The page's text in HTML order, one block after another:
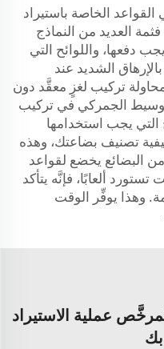
الخاصة باستيراد
العديد من النماذج
دفعها، واللوائح التي
الشديد عند
تركيب لغزٍ معقَّد دون
الجمركي في تركيب
يجب استخدامها
تصنيف بضاعتك، وهذه
البضائع يخضع لقواعد
ألعابًا، فإنَّه يتأكد
وهذا يوفِّر الوقت
عملية الاستيراد